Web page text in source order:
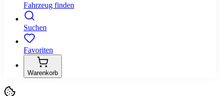
Fahrzeug finden
Suchen
Favoriten
Warenkorb